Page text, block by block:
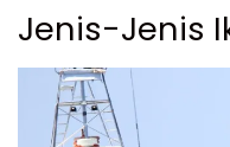
Jenis-Jenis